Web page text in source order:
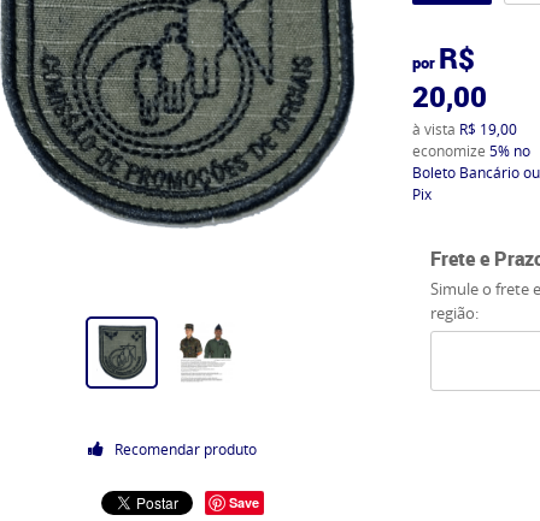
Recomendar produto
Save
por R$
20,00
à vista R$ 19,00
economize 5% no
Boleto Bancário ou
Pix
Frete e
Simule o frete
região: